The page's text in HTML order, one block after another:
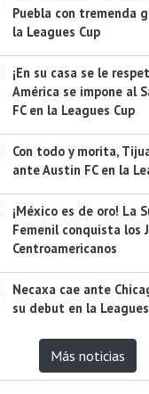
Puebla con tremenda
la Leagues Cup
¡En su casa se le
América se impone al
FC en la Leagues Cup
Con todo y morita,
ante Austin FC en la
¡México es de oro! La
Femenil conquista los
Centroamericanos
Necaxa cae ante
su debut en la
Más noticias